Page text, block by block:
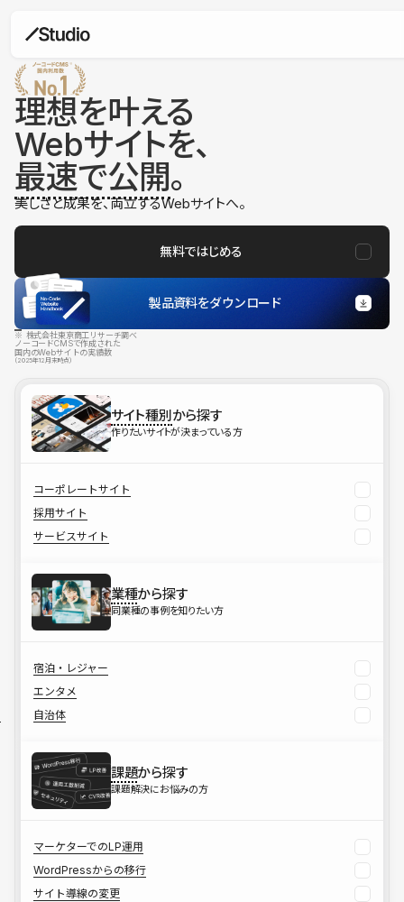
理想を叶える
Webサイトを、
最速で公開。
美しさと成果を、両立するWebサイトへ。
無料ではじめる
製品資料をダウンロード
※ 株式会社東京商工リサーチ調べ
ノーコードCMSで作成された
国内のWebサイトの実績数
（2025年12月末時点）
サイト種別から探す
作りたいサイトが決まっている方
コーポレートサイト
採用サイト
サービスサイト
業種から探す
同業種の事例を知りたい方
宿泊・レジャー
エンタメ
自治体
課題から探す
課題解決にお悩みの方
マーケターでのLP運用
WordPressからの移行
サイト導線の変更